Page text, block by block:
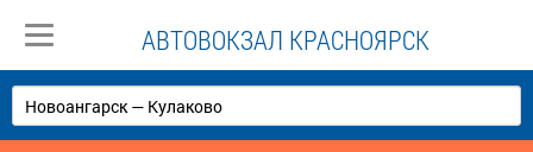
АВТОВОКЗАЛ КРАСНОЯРСК